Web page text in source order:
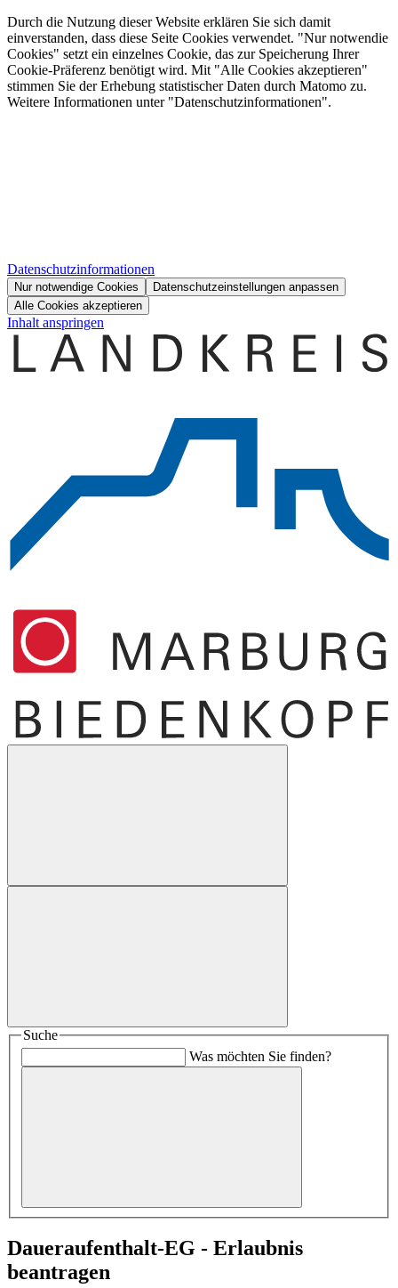
Durch die Nutzung dieser Website erklären Sie sich damit
einverstanden, dass diese Seite Cookies verwendet. "Nur notwendie
Cookies" setzt ein einzelnes Cookie, das zur Speicherung Ihrer
Cookie-Präferenz benötigt wird. Mit "Alle Cookies akzeptieren"
stimmen Sie der Erhebung statistischer Daten durch Matomo zu.
Weitere Informationen unter "Datenschutzinformationen".
Datenschutzinformationen
Nur notwendige Cookies
Datenschutzeinstellungen anpassen
Alle Cookies akzeptieren
Inhalt anspringen
Suche
Was möchten Sie finden?
Daueraufenthalt-EG - Erlaubnis
beantragen